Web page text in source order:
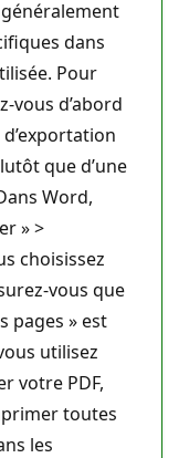
dans
Pour
vous d’abord
que d’une
Word,
» >
choisissez
vous que
pages » est
utilisez
votre PDF,
toutes
les